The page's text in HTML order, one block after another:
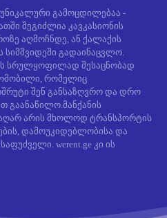
გამოცდილებაა -
შეგიძლია კავკასიონის
აღმოჩნდე, ან ქალაქის
გადაინაცვლო.
სრულყოფილად შესაცნობად
რომელიც
შენ განსაზღვრო და დრო
გაანაწილო.მანქანის
არის მხოლოდ ტრანსპორტის
დამოუკიდებლობისა და
werent.ge კი ის